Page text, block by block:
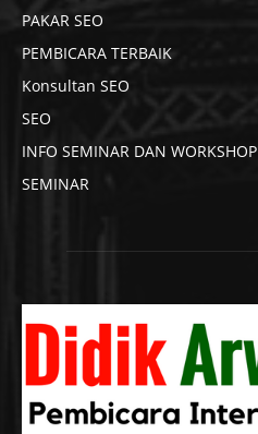
PAKAR SEO
PEMBICARA TERBAIK
Konsultan SEO
SEO
INFO SEMINAR DAN WORKSHOP
SEMINAR